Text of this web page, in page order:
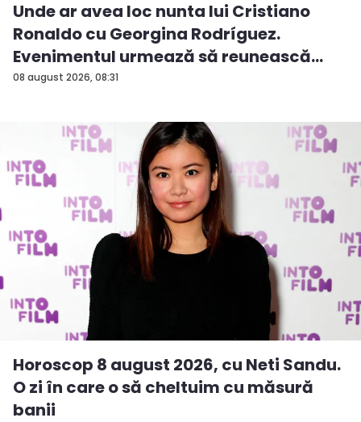
08 august 2026, 08:31
Unde ar avea loc nunta lui Cristiano
Ronaldo cu Georgina Rodríguez.
Evenimentul urmează să reunească
ved...
Horoscop 8 august 2026, cu Neti Sandu.
O zi în care o să cheltuim cu măsură
banii